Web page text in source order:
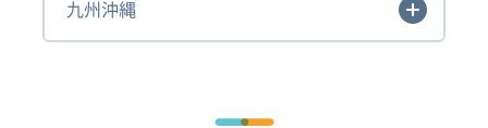
九州沖縄